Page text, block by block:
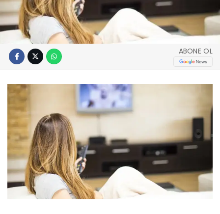
ABONE OL